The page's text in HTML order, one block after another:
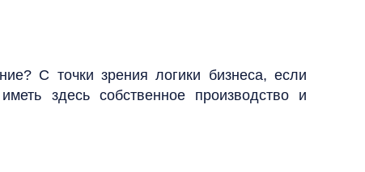
С точки зрения логики бизнеса, если
здесь собственное производство и